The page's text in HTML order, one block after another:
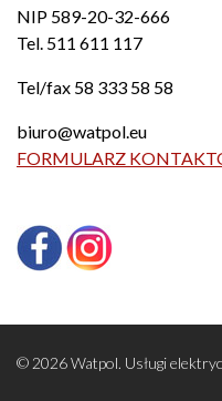
NIP 589-20-32-666
Tel. 511 611 117
Tel/fax 58 333 58 58
biuro@watpol.eu
FORMULARZ
© 2026 Watpol. Usługi